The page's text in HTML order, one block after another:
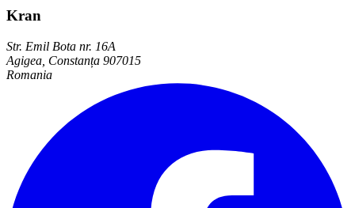
Kran
Str. Emil Bota nr. 16A
Agigea, Constanța 907015
Romania